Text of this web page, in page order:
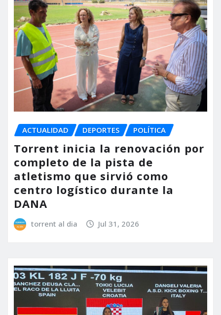
ACTUALIDAD DEPORTES POLÍTICA
Torrent inicia la renovación por
completo de la pista de
atletismo que sirvió como
centro logístico durante la
DANA
torrent al dia Jul 31, 2026